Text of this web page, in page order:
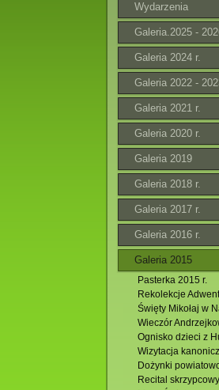
Wydarzenia
Galeria.2025 -
Galeria 2024 r.
Galeria 2022 -
Galeria 2021 r.
Galeria 2020 r.
Galeria 2019
Galeria 2018 r.
Galeria 2017 r.
Galeria 2016 r.
Galeria 2015
Pasterka 2015 r.
Rekolekcje
Święty Mikołaj w
Wieczór
Ognisko dzieci z
Wizytacja
Dożynki
Recital